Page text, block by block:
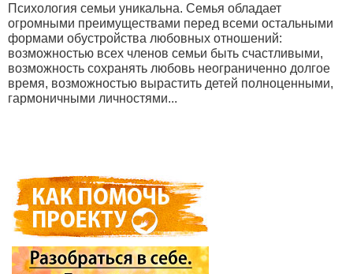
Психология семьи уникальна. Семья обладает
огромными преимуществами перед всеми остальными
формами обустройства любовных отношений:
возможностью всех членов семьи быть счастливыми,
возможность сохранять любовь неограниченно долгое
время, возможностью вырастить детей полноценными,
гармоничными личностями...